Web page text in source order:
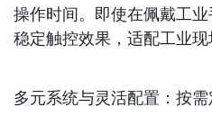
操作时间。即使在佩戴工
稳定触控效果，适配工业现
多元系统与灵活配置：按